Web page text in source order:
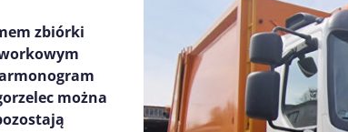
zbiórki
można